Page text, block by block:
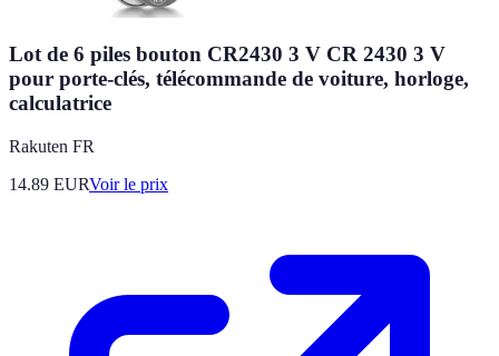
Lot de 6 piles bouton CR2430 3 V CR 2430 3 V
pour porte-clés, télécommande de voiture, horloge,
calculatrice
Rakuten FR
14.89 EURVoir le prix